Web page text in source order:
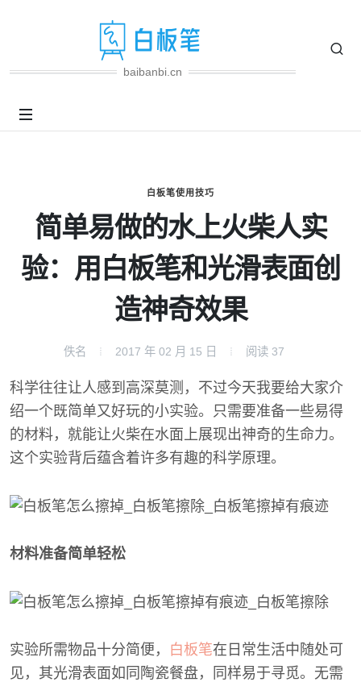
baibanbi.cn
白板笔使用技巧
简单易做的水上火柴人实
验：用白板笔和光滑表面创
造神奇效果
佚名 2017 年 02 月 15 日 阅读 37
科学往往让人感到高深莫测，不过今天我要给大家介
绍一个既简单又好玩的小实验。只需要准备一些易得
的材料，就能让火柴在水面上展现出神奇的生命力。
这个实验背后蕴含着许多有趣的科学原理。
材料准备简单轻松
实验所需物品十分简便， 白板笔在日常生活中随处可
见，其光滑表面如同陶瓷餐盘，同样易于寻觅。无需